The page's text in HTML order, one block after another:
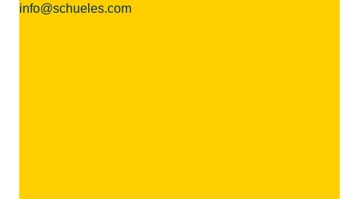
info@schueles.com